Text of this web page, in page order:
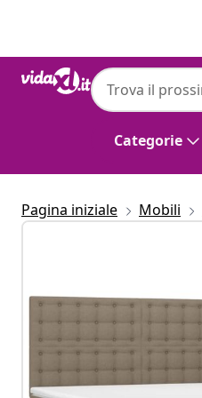
Categorie
Pagina iniziale Mobili